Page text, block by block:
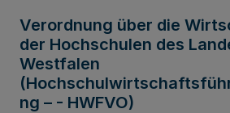
Verordnung über die
der Hochschulen des
Westfalen
ng – - HWFVO)